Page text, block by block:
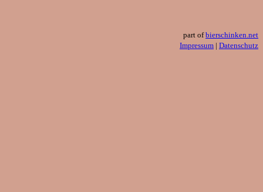
part ofbierschinken.net
Impressum | Datenschutz